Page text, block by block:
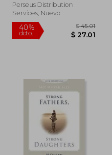
40%
dcto.
Perseus Distribution
Services, Nuevo